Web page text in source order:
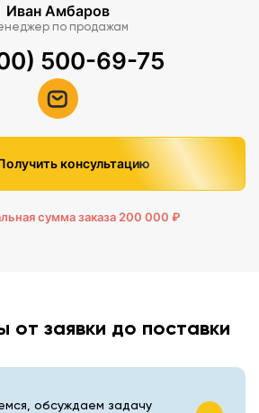
Иван Амбаров
по продажам
500-69-75
консультацию
сумма заказа 200 000 ₽
заявки до поставки
обсуждаем задачу